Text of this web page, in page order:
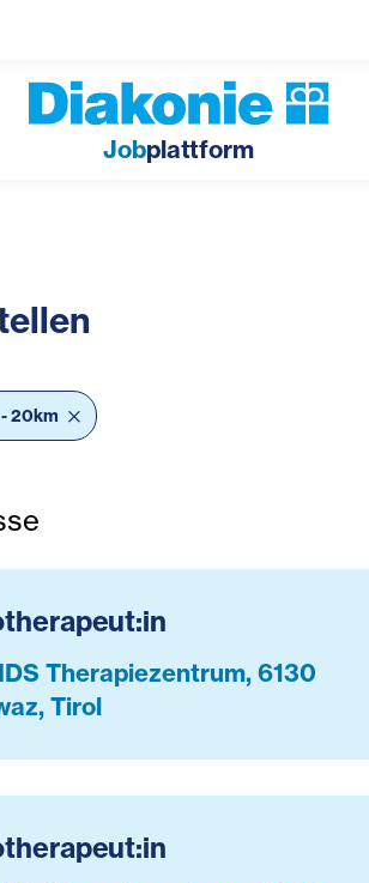
Jobplattform
20km
Therapiezentrum, 6130
Tirol